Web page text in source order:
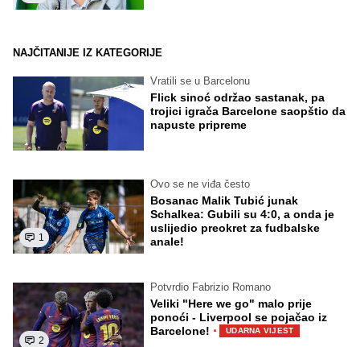
NAJČITANIJE IZ KATEGORIJE
Vratili se u Barcelonu
Flick sinoć održao sastanak, pa
trojici igrača Barcelone saopštio da
napuste pripreme
1
Ovo se ne viđa često
Bosanac Malik Tubić junak
Schalkea: Gubili su 4:0, a onda je
uslijedio preokret za fudbalske
anale!
2
Potvrdio Fabrizio Romano
Veliki "Here we go" malo prije
ponoći - Liverpool se pojačao iz
Barcelone! · UDARNA VIJEST